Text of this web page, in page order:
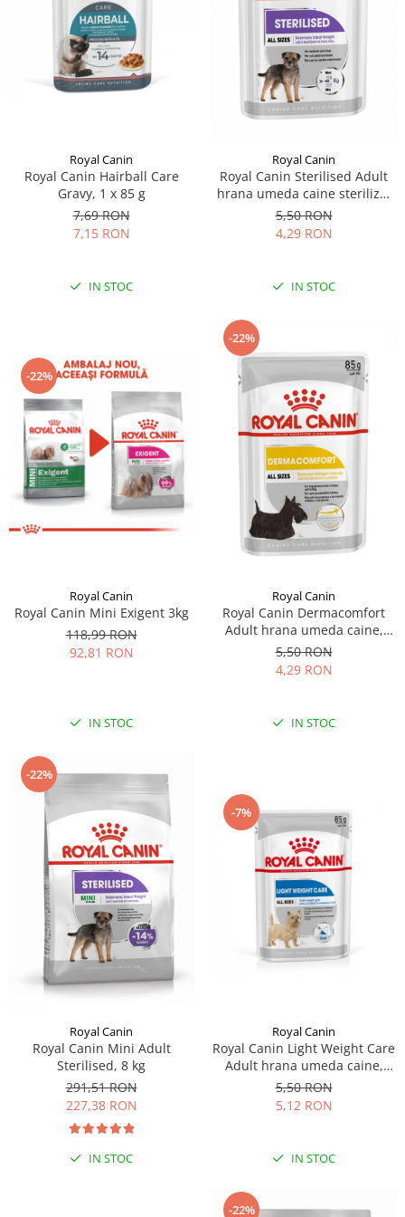
Sampoane si Balsamuri
Servetele Umede
Covorase absorbante
Curatare Ochi
Igiena Catel
Solutii Atractante si repelente
Custi transport - Pisici
Jucarii Pisici
Lese, Hamuri si Zgarzi
Paturi, perne si cosuri pentru pisici
Royal Canin
Royal Canin Hairball Care
Gravy, 1 x 85 g
7,69 RON
7,15 RON
IN STOC
Royal Canin
Royal Canin Sterilised Adult
hrana umeda caine sterilizat
(loaf), 85 g
5,50 RON
4,29 RON
IN STOC
-22%
Royal Canin
Royal Canin Mini Exigent 3kg
118,99 RON
92,81 RON
IN STOC
-22%
Royal Canin
Royal Canin Dermacomfort
Adult hrana umeda caine,
prevenirea iritatiilor pielii
(loaf), 85 g
5,50 RON
4,29 RON
IN STOC
-22%
Royal Canin
Royal Canin Mini Adult
Sterilised, 8 kg
291,51 RON
227,38 RON
IN STOC
-7%
Royal Canin
Royal Canin Light Weight Care
Adult hrana umeda caine,
limitarea cresterii in greutate
(loaf), 85 g
5,50 RON
5,12 RON
IN STOC
-22%